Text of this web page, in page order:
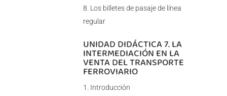
Los billetes de pasaje de línea
regular
UNIDAD DIDÁCTICA 7. LA
INTERMEDIACIÓN EN LA
VENTA DEL TRANSPORTE
FERROVIARIO
Introducción